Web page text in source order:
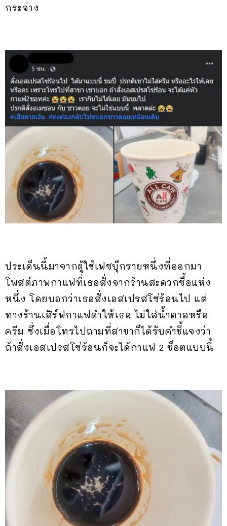
กระจ่าง
ประเด็นนี้มาจากผู้ใช้เฟซบุ๊กรายหนึ่งที่ออกมา
โพสต์ภาพกาแฟที่เธอสั่งจากร้านสะดวกซื้อแห่ง
หนึ่ง โดยบอกว่าเธอสั่งเอสเปรสโซ่ร้อนไป แต่
ทางร้านเสิร์ฟกาแฟดำให้เธอ ไม่ใส่น้ำตาลหรือ
ครีม ซึ่งเมื่อโทรไปถามที่สาขาก็ได้รับคำชี้แจงว่า
ถ้าสั่งเอสเปรสโซ่ร้อนก็จะได้กาแฟ 2 ช็อตแบบนี้